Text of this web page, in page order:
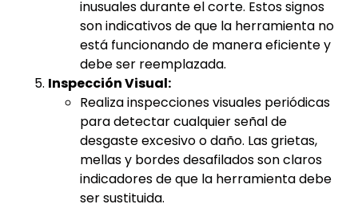
inusuales durante el corte. Estos signos
son indicativos de que la herramienta no
está funcionando de manera eficiente y
debe ser reemplazada.
Inspección Visual:
Realiza inspecciones visuales periódicas
para detectar cualquier señal de
desgaste excesivo o daño. Las grietas,
mellas y bordes desafilados son claros
indicadores de que la herramienta debe
ser sustituida.